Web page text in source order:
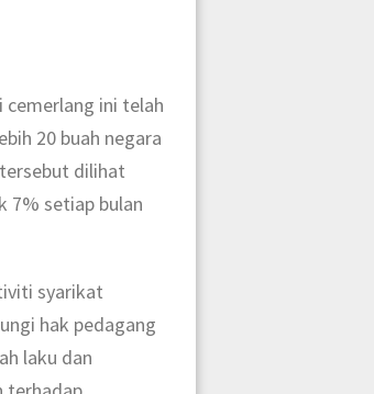
cemerlang ini telah
20 buah negara
dilihat
7% setiap bulan
syarikat
hak pedagang
laku dan